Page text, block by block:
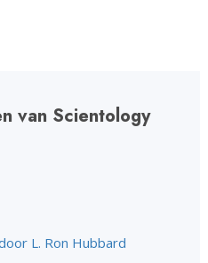
van Scientology
L. Ron Hubbard